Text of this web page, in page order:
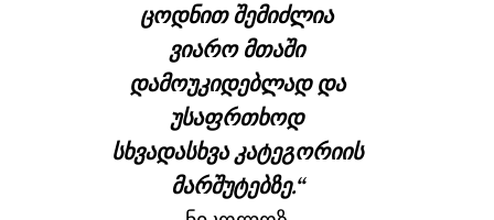
ცოდნით შემიძლია
ვიარო მთაში
დამოუკიდებლად და
უსაფრთხოდ
სხვადასხვა კატეგორიის
მარშუტებზე.“